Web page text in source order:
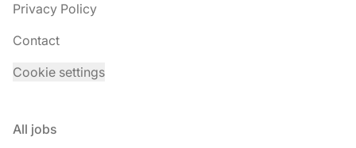
Privacy Policy
Contact
Cookie settings
All jobs